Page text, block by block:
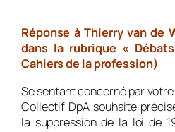
Réponse à Thierry van de
dans la rubrique «
Cahiers de la profession)
Se sentant concerné par
Collectif DpA souhaite
la suppression de la loi de